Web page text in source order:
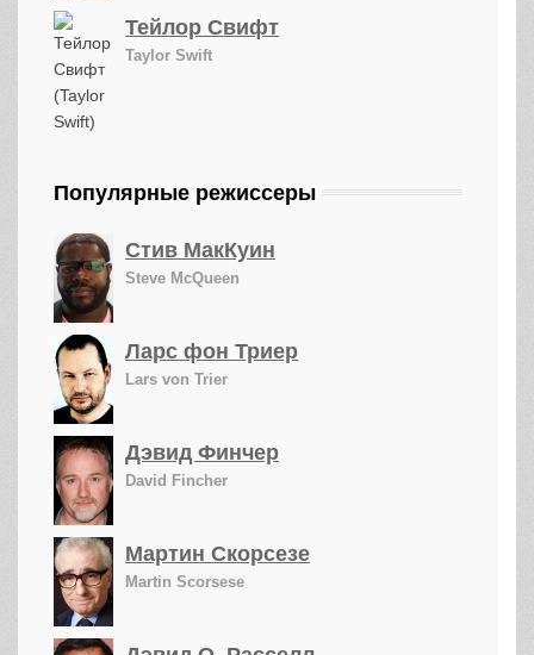
Тейлор Свифт
Taylor Swift
Популярные режиссеры
Стив МакКуин
Steve McQueen
Ларс фон Триер
Lars von Trier
Дэвид Финчер
David Fincher
Мартин Скорсезе
Martin Scorsese